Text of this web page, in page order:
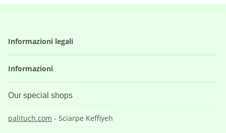
Informazioni legali
Informazioni
Our special shops
palituch.com - Sciarpe Keffiyeh